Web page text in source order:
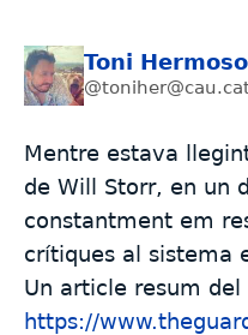
Toni
Mentre estava
de Will Storr, en un
constantment em
crítiques al sistema
Un article resum
https://